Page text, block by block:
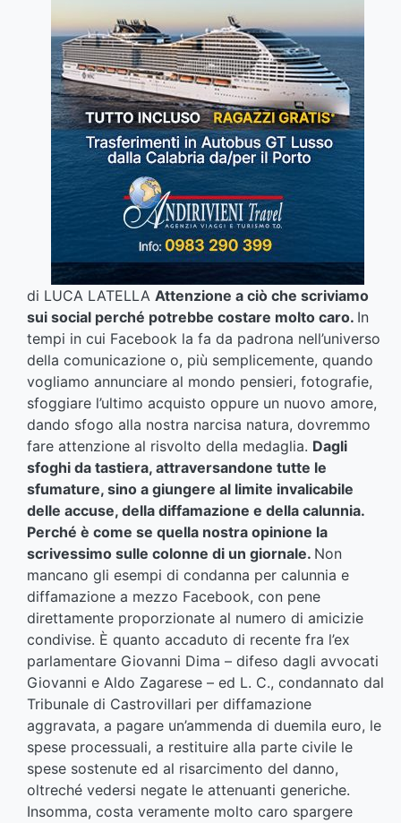
di LUCA LATELLA Attenzione a ciò che scriviamo
sui social perché potrebbe costare molto caro. In
tempi in cui Facebook la fa da padrona nell’universo
della comunicazione o, più semplicemente, quando
vogliamo annunciare al mondo pensieri, fotografie,
sfoggiare l’ultimo acquisto oppure un nuovo amore,
dando sfogo alla nostra narcisa natura, dovremmo
fare attenzione al risvolto della medaglia. Dagli
sfoghi da tastiera, attraversandone tutte le
sfumature, sino a giungere al limite invalicabile
delle accuse, della diffamazione e della calunnia.
Perché è come se quella nostra opinione la
scrivessimo sulle colonne di un giornale. Non
mancano gli esempi di condanna per calunnia e
diffamazione a mezzo Facebook, con pene
direttamente proporzionate al numero di amicizie
condivise. È quanto accaduto di recente fra l’ex
parlamentare Giovanni Dima – difeso dagli avvocati
Giovanni e Aldo Zagarese – ed L. C., condannato dal
Tribunale di Castrovillari per diffamazione
aggravata, a pagare un’ammenda di duemila euro, le
spese processuali, a restituire alla parte civile le
spese sostenute ed al risarcimento del danno,
oltreché vedersi negate le attenuanti generiche.
Insomma, costa veramente molto caro spargere